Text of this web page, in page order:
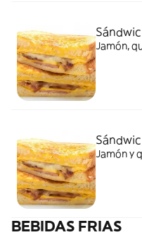
Jamón,
Jamón y
BEBIDAS FRIAS